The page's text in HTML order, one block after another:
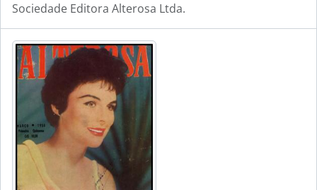
Sociedade Editora Alterosa Ltda.